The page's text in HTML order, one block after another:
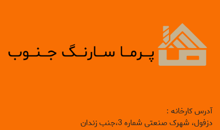
آدرس کارخانه :
دزفول، شهرک صنعتی شماره 3،جنب زندان